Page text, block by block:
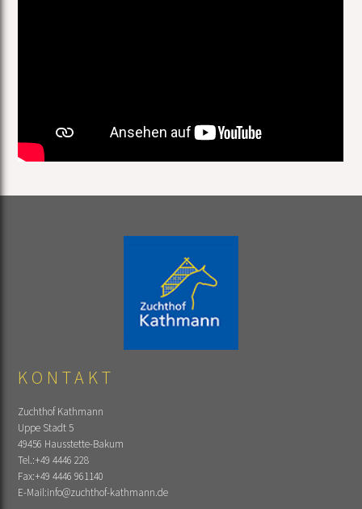
KONTAKT
Zuchthof Kathmann
Uppe Stadt 5
49456 Hausstette-Bakum
Tel.:+49 4446 228
Fax:+49 4446 961140
E-Mail:info@zuchthof-kathmann.de